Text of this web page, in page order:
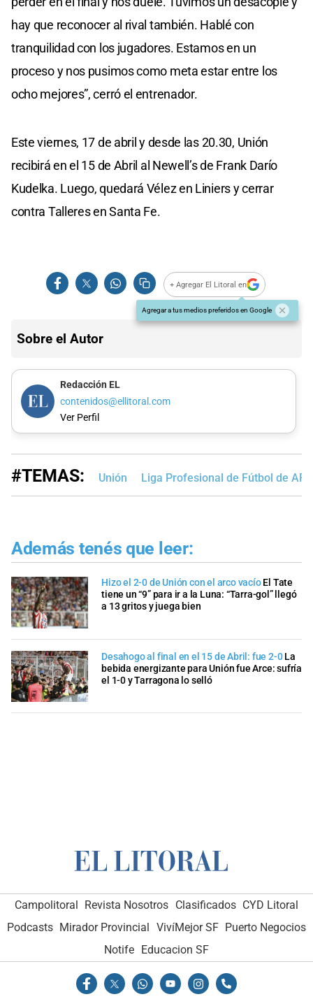
hay que reconocer al rival también. Hablé con
tranquilidad con los jugadores. Estamos en un
proceso y nos pusimos como meta estar entre los
ocho mejores”, cerró el entrenador.
Este viernes, 17 de abril y desde las 20.30, Unión
recibirá en el 15 de Abril al Newell’s de Frank Darío
Kudelka. Luego, quedará Vélez en Liniers y cerrar
contra Talleres en Santa Fe.
+ Agregar El Litoral en
Agregar a tus medios preferidos en Google
Sobre el Autor
Redacción EL
contenidos@ellitoral.com
Ver Perfil
#TEMAS: Unión Liga Profesional de Fútbol de AFA
Además tenés que leer:
Hizo el 2-0 de Unión con el arco vacíoEl Tate
tiene un “9” para ir a la Luna: “Tarra-gol” llegó
a 13 gritos y juega bien
Desahogo al final en el 15 de Abril: fue 2-0 La
bebida energizante para Unión fue Arce: sufría
el 1-0 y Tarragona lo selló
Campolitoral Revista Nosotros Clasificados CYD Litoral
Podcasts Mirador Provincial VivíMejor SF Puerto Negocios
Notife Educacion SF